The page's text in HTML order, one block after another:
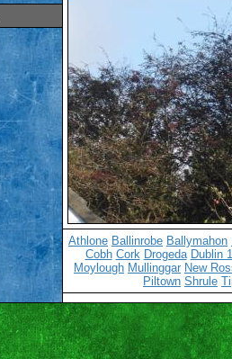
Athlone Ballinrobe Ballymahon
Cobh Cork Drogeda Dublin 1
Moylough Mullinggar New
Piltown Shrule